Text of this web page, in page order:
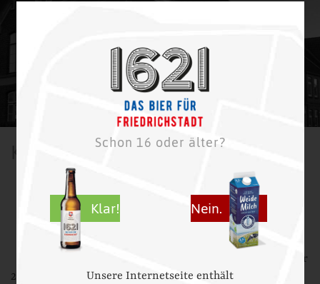
KajütenBräu
Als die Idee zum 1621 Bier für
Friedrichstadt geboren war, wurde
schnell klar, dass die kleine Bier- und
das nicht alleine
wuppen kann. Deshalb haben wir im Jahr
2017 KajütenBräu gegründet. Im Auftrag von KajütenBräu
Schon 16 oder älter?
Klar! Nein.
Unsere Internetseite enthält